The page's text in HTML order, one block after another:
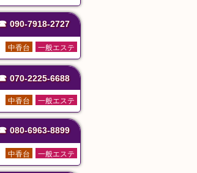
090-7918-2727
一般エステ
中香台
070-2225-6688
一般エステ
中香台
080-6963-8899
一般エステ
中香台